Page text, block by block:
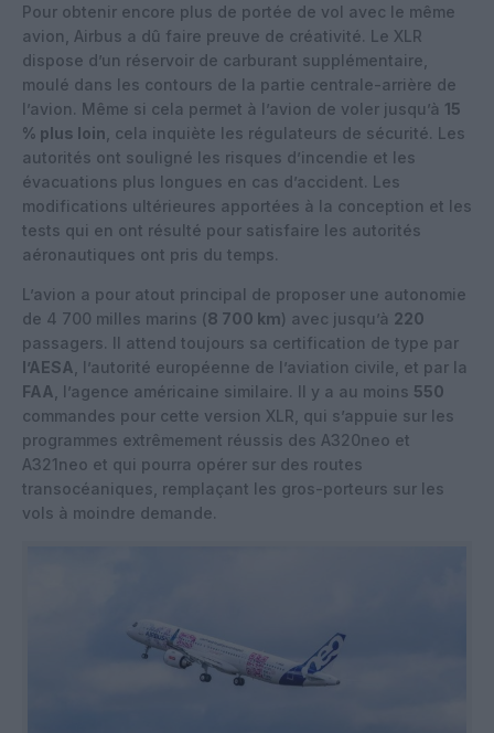
Pour obtenir encore plus de portée de vol avec le même
avion, Airbus a dû faire preuve de créativité. Le XLR
dispose d’un réservoir de carburant supplémentaire,
moulé dans les contours de la partie centrale-arrière de
l’avion. Même si cela permet à l’avion de voler jusqu’à 15
% plus loin , cela inquiète les régulateurs de sécurité. Les
autorités ont souligné les risques d’incendie et les
évacuations plus longues en cas d’accident. Les
modifications ultérieures apportées à la conception et les
tests qui en ont résulté pour satisfaire les autorités
aéronautiques ont pris du temps.
L’avion a pour atout principal de proposer une autonomie
de 4 700 milles marins (8 700 km) avec jusqu’à 220
passagers. Il attend toujours sa certification de type par
l’AESA
, l’autorité européenne de l’aviation civile, et par la
FAA
, l’agence américaine similaire. Il y a au moins 550
commandes pour cette version XLR, qui s’appuie sur les
programmes extrêmement réussis des A320neo et
A321neo et qui pourra opérer sur des routes
transocéaniques, remplaçant les gros-porteurs sur les
vols à moindre demande.